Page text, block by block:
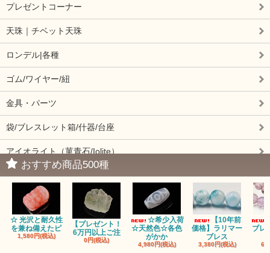
プレゼントコーナー
天珠｜チベット天珠
ロンデル|各種
ゴム/ワイヤー/紐
金具・パーツ
袋/ブレスレット箱/什器/台座
アイオライト（菫青石/Iolite）
アイドクレーズ（Idocrase）（別名ベスビアナイト）
アクアマリン（藍玉/藍柱石/Aquamarine）
アクチノライトインクォーツ（Actinolite/緑閃石）
赤瑪瑙（レッドアゲート/カーネリアン）
おすすめ商品500種
☆ 光沢と耐久性
を兼ね備えたピ
1,580円(税込)
【プレゼント！
6万円以上ご注
0円(税込)
☆希少入荷
☆天然色☆各色
がかか
4,980円(税込)
【10年前
価格】ラリマー
ブレス
3,380円(税込)
ブ